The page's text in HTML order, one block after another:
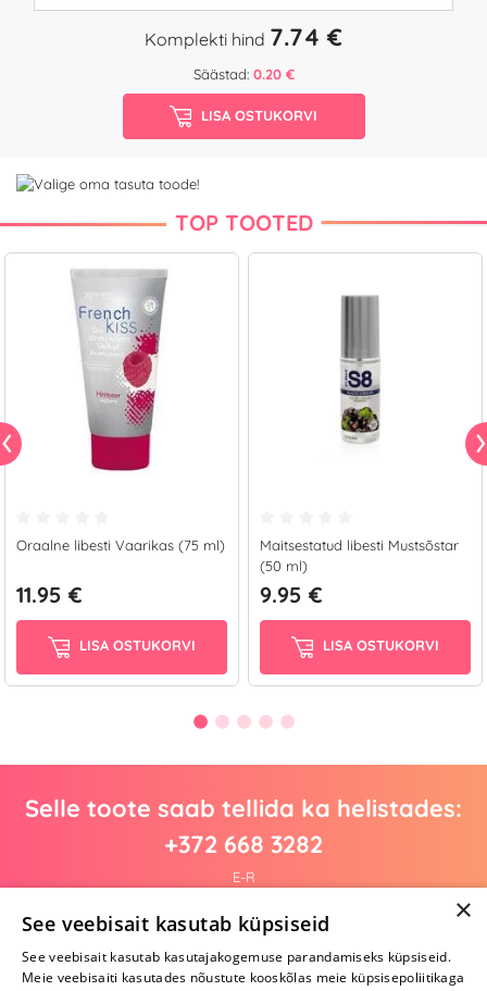
Komplekti hind 7.74 €
Säästad: 0.20 €
LISA OSTUKORVI
TOP TOOTED
Oraalne libesti Vaarikas (75 ml)
11.95 €
LISA OSTUKORVI
Maitsestatud libesti Mustsõstar
(50 ml)
9.95 €
LISA OSTUKORVI
Selle toote saab tellida ka helistades:
+372 668 3282
E-R
Arvustusi veel pole
Ole esimene!
×
See veebisait kasutab küpsiseid
See veebisait kasutab kasutajakogemuse parandamiseks küpsiseid.
Meie veebisaiti kasutades nõustute kooskõlas meie küpsisepoliitikaga